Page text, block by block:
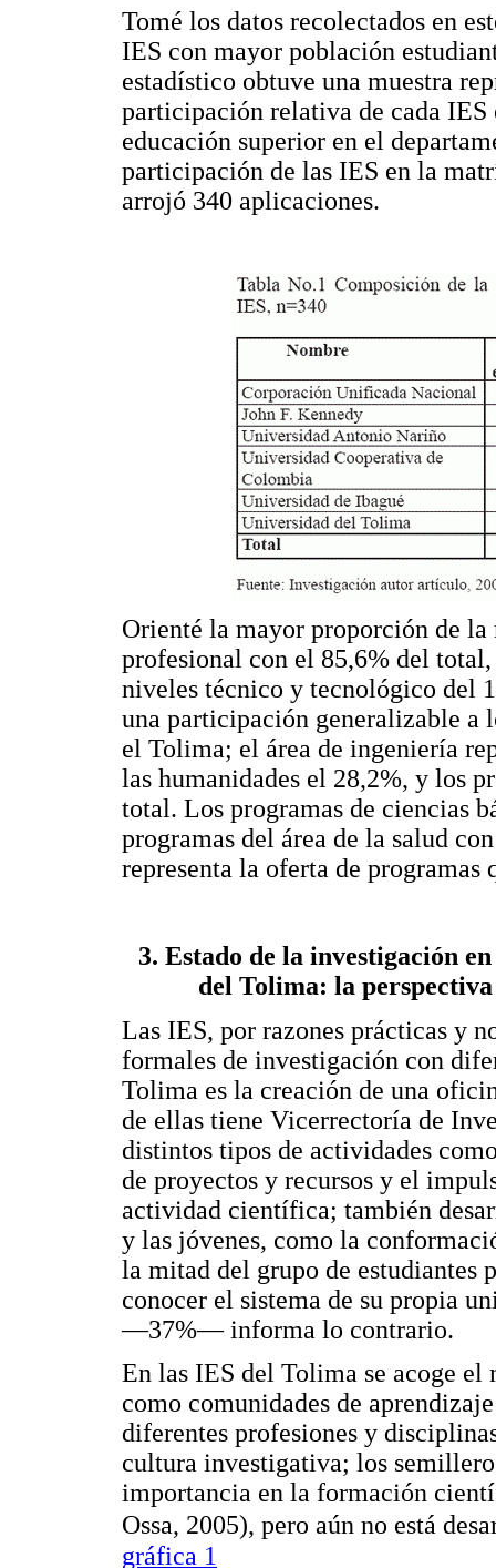
Tomé los datos recolectados en
IES con mayor población
estadístico obtuve una muestra
participación relativa de cada
educación superior en el
participación de las IES en la
arrojó 340 aplicaciones.
Orienté la mayor proporción de
profesional con el 85,6% del
niveles técnico y tecnológico del
una participación generalizable a
el Tolima; el área de ingeniería
las humanidades el 28,2%, y los
total. Los programas de ciencias
programas del área de la salud
representa la oferta de programas
3. Estado de la investigación
del Tolima: la perspectiva
Las IES, por razones prácticas y
formales de investigación con
Tolima es la creación de una
de ellas tiene Vicerrectoría de
distintos tipos de actividades
de proyectos y recursos y el
actividad científica; también
y las jóvenes, como la
la mitad del grupo de
conocer el sistema de su propia
—37%— informa lo contrario.
En las IES del Tolima se acoge
como comunidades de
diferentes profesiones y
cultura investigativa; los
importancia en la formación
Ossa, 2005), pero aún no está
gráfica 1